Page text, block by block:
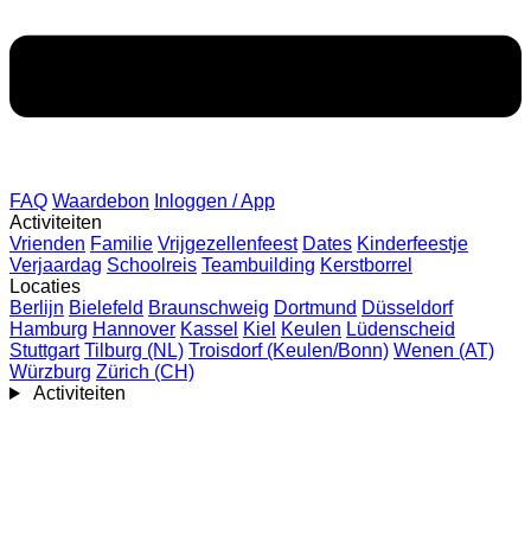
FAQ Waardebon Inloggen / App
Activiteiten
Vrienden Familie Vrijgezellenfeest Dates Kinderfeestje
Verjaardag Schoolreis Teambuilding Kerstborrel
Locaties
Berlijn Bielefeld Braunschweig Dortmund Düsseldorf
Hamburg Hannover Kassel Kiel Keulen Lüdenscheid
Stuttgart Tilburg (NL) Troisdorf (Keulen/Bonn) Wenen (AT)
Würzburg Zürich (CH)
Activiteiten